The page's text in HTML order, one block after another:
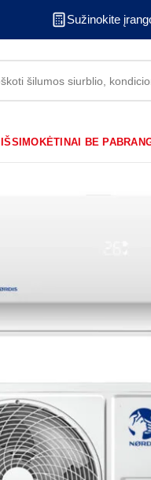
Sužinokite
IŠSIMOKĖTINAI BE